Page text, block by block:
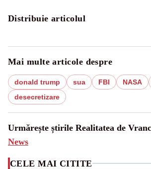
Distribuie articolul
Mai multe articole despre
donald trump sua FBI NASA
desecretizare
Urmărește știrile Realitatea de
News
CELE MAI CITITE